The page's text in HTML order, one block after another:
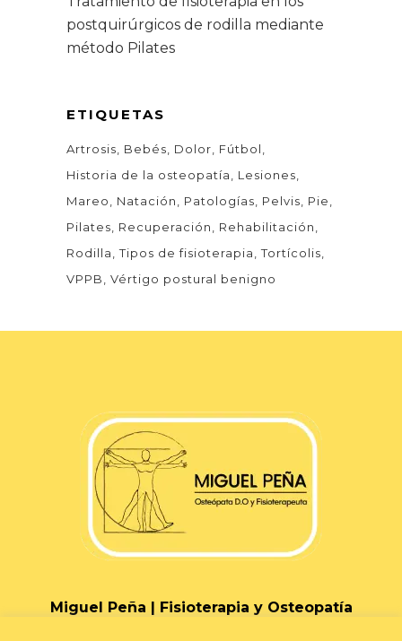
postquirúrgicos de rodilla mediante
método Pilates
ETIQUETAS
Artrosis Bebés Dolor
Fútbol
Historia de la osteopatía
Lesiones
Mareo
Natación Patologías Pelvis
Pie
Pilates
Recuperación
Rehabilitación
Rodilla
Tipos de fisioterapia
Tortícolis
VPPB
Vértigo postural benigno
Miguel Peña | Fisioterapia y Osteopatía